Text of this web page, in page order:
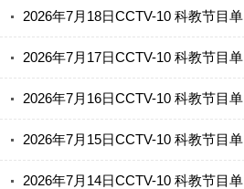
2026年7月18日CCTV-10 科教节目单
2026年7月17日CCTV-10 科教节目单
2026年7月16日CCTV-10 科教节目单
2026年7月15日CCTV-10 科教节目单
2026年7月14日CCTV-10 科教节目单